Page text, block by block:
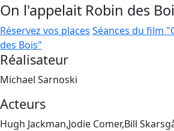
On l'appelait Robin des
Réservez vos places Séances du film
des Bois"
Réalisateur
Michael Sarnoski
Acteurs
Hugh Jackman,Jodie Comer,Bill